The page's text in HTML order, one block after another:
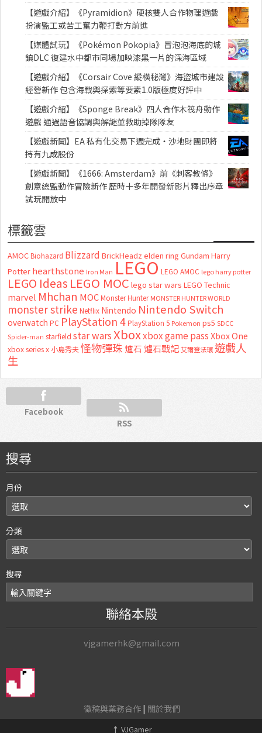
【遊戲介紹】《Pyramidion》硬核雙人合作物理遊戲
扮演監工或苦工奮力鞭打對方前進
【媒體試玩】《Pokémon Pokopia》冒泡泡海底的城
鎮DLC 復建水中都市同場加映漆黑一片的深海區域
【遊戲介紹】《Corsair Cove 縱橫秘灣》海盜城市建設
經營新作 包含海戰與探索等要素1.0版極度好評中
【遊戲介紹】《Sponge Break》四人合作木筏舟動作
遊戲 通過語音協調與解謎並救助掉隊隊友
【遊戲新聞】EA 私有化交易下週完成・沙地財團即將
持有九成股份
【遊戲新聞】《1666: Amsterdam》前《刺客教條》
創意總監動作冒險新作 歷時十多年開發新影片釋出序章
試玩開放中
標籤雲
AMOC Biohazard Blizzard BrickHeadz elden ring Gundam Harry
Potter hearthstone Iron Man LEGO LEGO AMOC lego harry potter
LEGO Ideas LEGO MOC lego star wars LEGO Technic
marvel Mhchan MOC Monster Hunter MONSTER HUNTER WORLD
monster strike Netflix Nintendo Nintendo Switch
overwatch PC PlayStation 4 PlayStation 5 Pokemon ps5 SDCC
Spider-man starfield star warsXboxxbox game passXbox One
xbox series x 小島秀夫怪物彈珠 爐石 爐石戰記艾爾登法環 遊戲人
生
Facebook
RSS
搜尋
月份
分類
搜尋
聯絡本殿
vjgamerhk@gmail.com
徵稿與業務合作| 關於我們
↑ VJGamer